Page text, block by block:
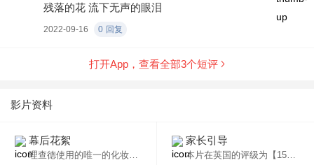
残落的花 流下无声的眼泪
2022-09-16 0 回复
打开App，查看全部3个短评
影片资料
幕后花絮
理查德使用的唯一的化妆品是一个拉伸在他的额头上的非常紧的橡皮筋，拉他的面部特征略有上升。橡皮筋被巧妙地隐藏在他的帽子里了。
家长引导
本片在英国的评级为【15】，未满15岁的儿童不宜观看。